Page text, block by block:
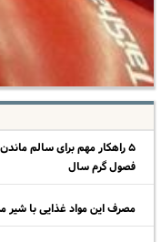
۵ راهکار مهم برای سالم
فصول گرم سال
مصرف این مواد غذایی با شیر